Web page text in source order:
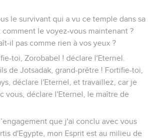
le survivant qui a vu ce temple dans sa
comment le voyez-vous maintenant ?
il pas comme rien à vos yeux ?
toi, Zorobabel ! déclare l'Eternel.
de Jotsadak, grand-prêtre ! Fortifie-toi,
déclare l'Eternel, et travaillez, car je
vous, déclare l'Eternel, le maître de
que j'ai conclu avec vous
d'Egypte, mon Esprit est au milieu de